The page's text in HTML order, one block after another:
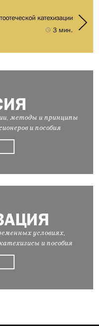
катехизации
3 мин.
методы и принципы
и пособия
условиях,
и пособия